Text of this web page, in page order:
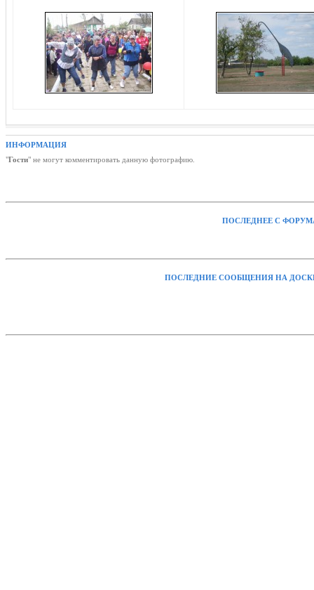
ИНФОРМАЦИЯ
"Гости" не могут комментировать данную фотографию.
ПОСЛЕДНЕЕ С
ПОСЛЕДНИЕ СООБЩЕНИЯ НА